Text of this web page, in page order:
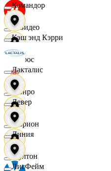
МВидео
Мирос
Монро
Морион
Мултон
Командор
Кэш энд Кэрри
Лакталис
Левер
Линия
ЛисФейм